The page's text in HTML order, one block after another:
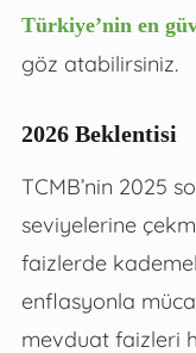
Türkiye’nin en
göz atabilirsiniz.
2026 Beklentisi
TCMB’nin 2025
seviyelerine
faizlerde
enflasyonla
mevduat faizleri